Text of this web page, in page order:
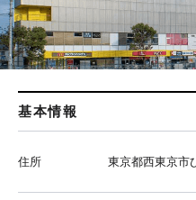
基本情報
住所 東京都西東京市